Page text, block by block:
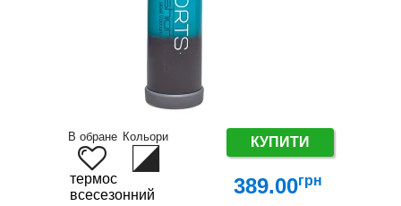
В обране Кольори КУПИТИ
термос
всесезонний
389.00грн